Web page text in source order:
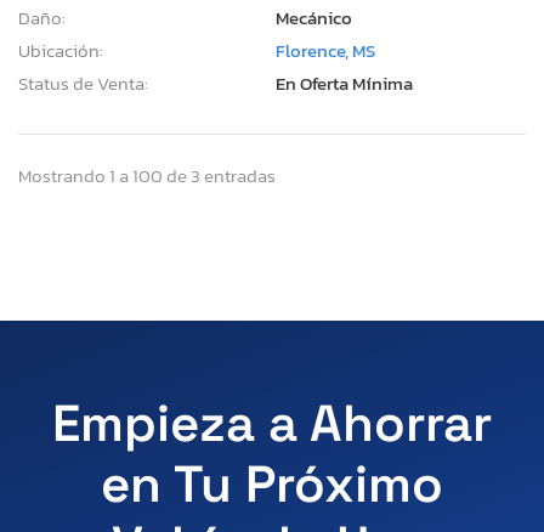
Daño:
Mecánico
Ubicación:
Florence, MS
Status de Venta:
En Oferta Mínima
Mostrando 1 a 100 de 3 entradas
Empieza a Ahorrar
en Tu Próximo